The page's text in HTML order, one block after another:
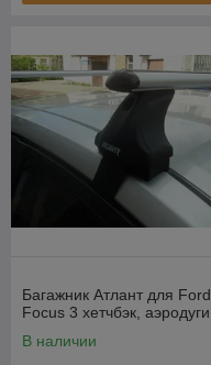
Багажник Атлант для Ford
Focus 3 хетчбэк, аэродуги
В наличии